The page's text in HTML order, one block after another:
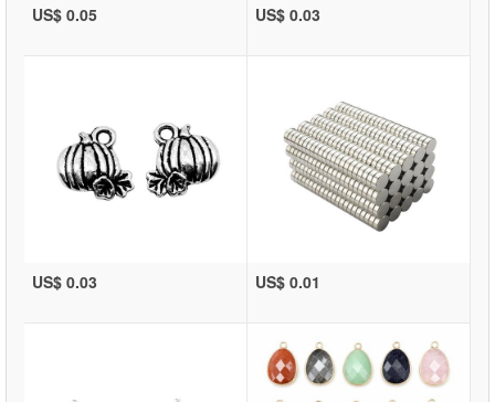
US$ 0.05 US$ 0.03
US$ 0.03 US$ 0.01